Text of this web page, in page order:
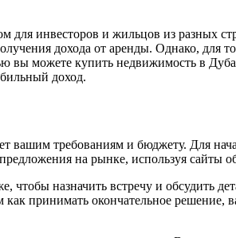
инвесторов и жильцов из разных
дохода от аренды. Однако, для
вы можете купить недвижимость в
доход.
вашим требованиям и бюджету. Для
на рынке, используя сайты
чтобы назначить встречу и обсудить
принимать окончательное решение,